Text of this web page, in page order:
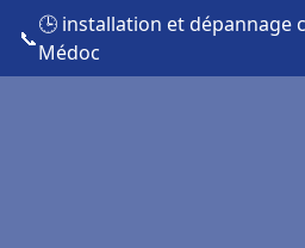
📞
🕒 installation et dépannage
Médoc